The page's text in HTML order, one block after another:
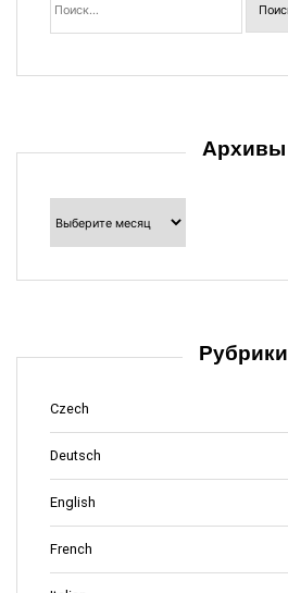
Архивы
Архивы
Рубрики
Czech
Deutsch
English
French